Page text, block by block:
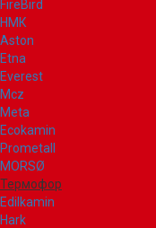
FireBird
НМК
Aston
Etna
Everest
Mcz
Meta
Ecokamin
Prometall
MORSØ
Термофор
Edilkamin
Hark